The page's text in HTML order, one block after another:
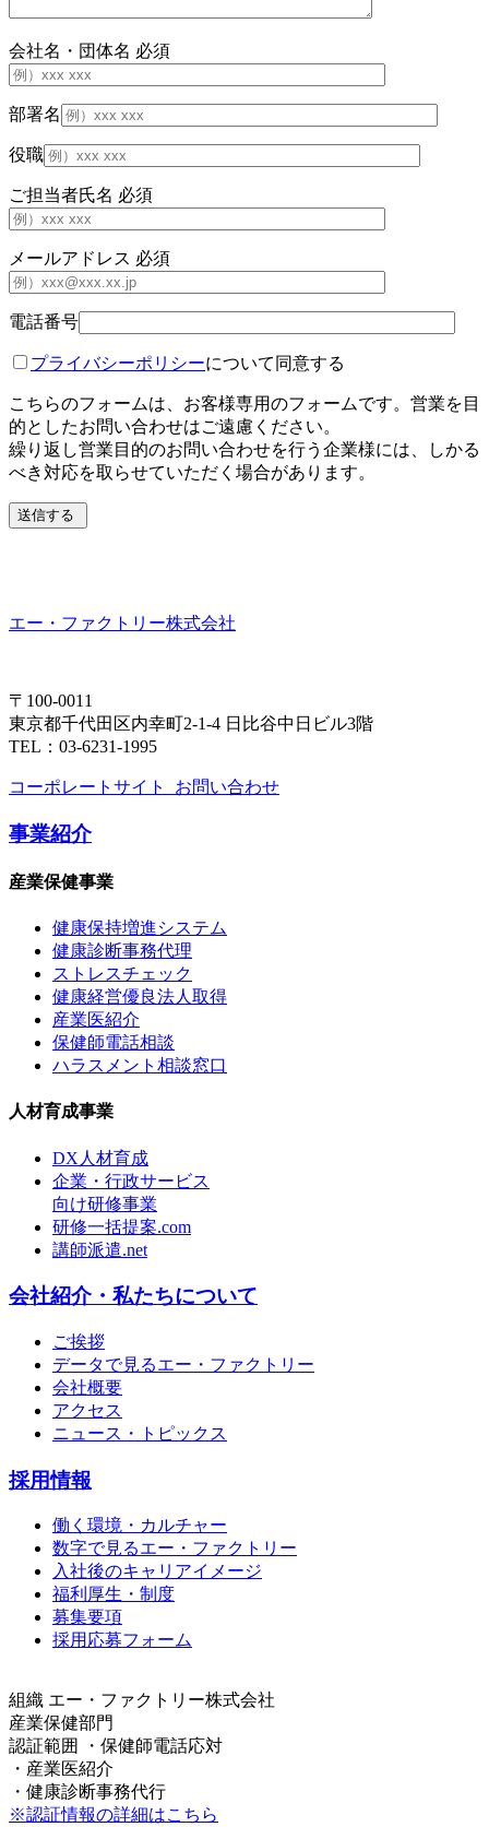
会社名・団体名 必須
部署名
役職
ご担当者氏名 必須
メールアドレス 必須
電話番号
プライバシーポリシーについて同意する
こちらのフォームは、お客様専用のフォームです。営業を目
的としたお問い合わせはご遠慮ください。
繰り返し営業目的のお問い合わせを行う企業様には、しかる
べき対応を取らせていただく場合があります。
送信する
エー・ファクトリー株式会社
〒100-0011
東京都千代田区内幸町2-1-4 日比谷中日ビル3階
TEL：03-6231-1995
コーポレートサイト お問い合わせ
事業紹介
産業保健事業
健康保持増進システム
健康診断事務代理
ストレスチェック
健康経営優良法人取得
産業医紹介
保健師電話相談
ハラスメント相談窓口
人材育成事業
DX人材育成
企業・行政サービス
向け研修事業
研修一括提案.com
講師派遣.net
会社紹介・私たちについて
ご挨拶
データで見るエー・ファクトリー
会社概要
アクセス
ニュース・トピックス
採用情報
働く環境・カルチャー
数字で見るエー・ファクトリー
入社後のキャリアイメージ
福利厚生・制度
募集要項
採用応募フォーム
組織 エー・ファクトリー株式会社
産業保健部門
認証範囲
・保健師電話応対
・産業医紹介
・健康診断事務代行
※認証情報の詳細はこちら